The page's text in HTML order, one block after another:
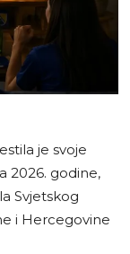
je svoje
2026. godine,
Svjetskog
i Hercegovine